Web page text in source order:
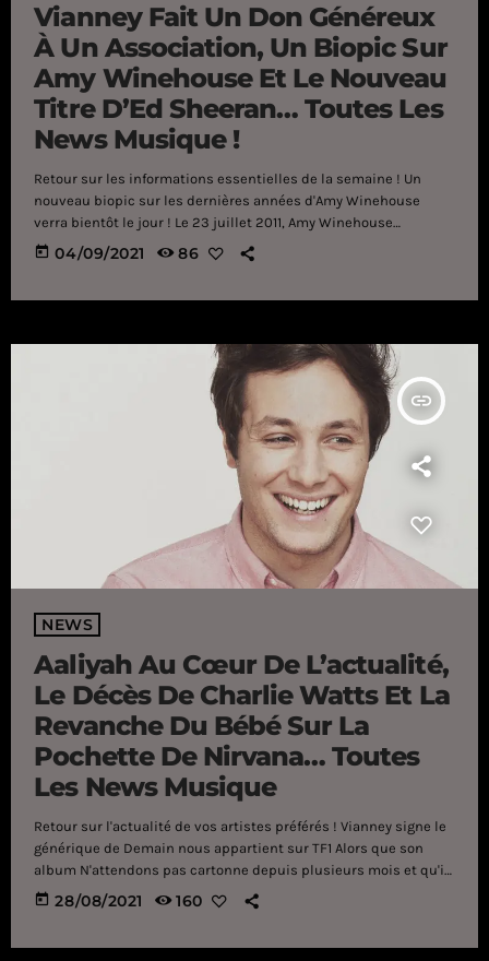
Vianney Fait Un Don Généreux
À Un Association, Un Biopic Sur
Amy Winehouse Et Le Nouveau
Titre D’Ed Sheeran… Toutes Les
News Musique !
Retour sur les informations essentielles de la semaine ! Un
nouveau biopic sur les dernières années d'Amy Winehouse
verra bientôt le jour ! Le 23 juillet 2011, Amy Winehouse
disparaissait subitement à Londres à l'âge de 27 ans, laissant
derrière elle une famille en deuil et des millions de fans
today 04/09/2021 86
insert_link
NEWS
Aaliyah Au Cœur De L’actualité,
Le Décès De Charlie Watts Et La
Revanche Du Bébé Sur La
Pochette De Nirvana… Toutes
Les News Musique
Retour sur l'actualité de vos artistes préférés ! Vianney signe le
générique de Demain nous appartient sur TF1 Alors que son
album N'attendons pas cartonne depuis plusieurs mois et qu'il
vient tout juste d'entamer une immense tournée à travers toute
la France, Vianney semble encore avoir du temps pour sortir de
today 28/08/2021 160